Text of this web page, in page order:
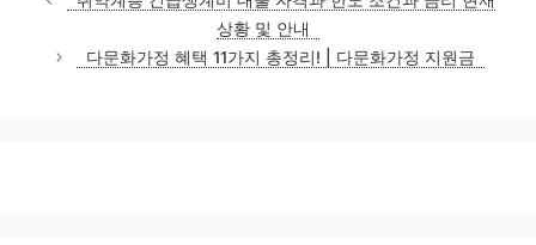
고
리
상황 및 안내
다문화가정 혜택 11가지 총정리! | 다문화가정 지원금